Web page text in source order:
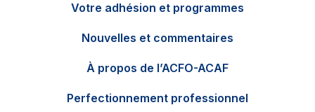
ENContactez-nous
Votre adhésion et programmes
Nouvelles et commentaires
À propos de l’ACFO-ACAF
Perfectionnement professionnel